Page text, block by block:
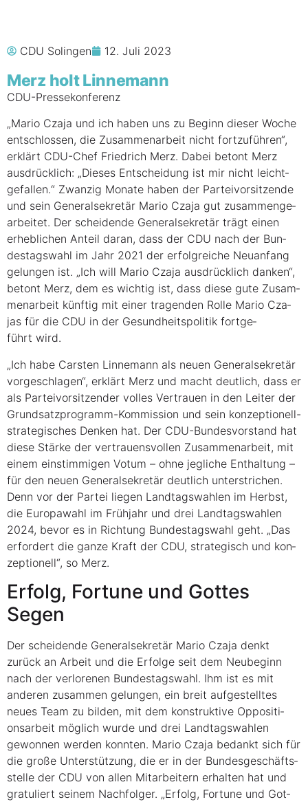
CDU Solingen 12. Juli 2023
Merz holt Linnemann
CDU-Pres­se­kon­fe­renz
„Mario Cza­ja und ich haben uns zu Beginn die­ser Woche
ent­schlos­sen, die Zusam­men­ar­beit nicht fort­zu­füh­ren“,
erklärt CDU-Chef Fried­rich Merz. Dabei betont Merz
aus­drück­lich: „Die­ses Ent­schei­dung ist mir nicht leicht­
ge­fal­len.“ Zwan­zig Mona­te haben der Par­tei­vor­sit­zen­de
und sein Gene­ral­se­kre­tär Mario Cza­ja gut zusam­men­ge­
ar­bei­tet. Der schei­den­de Gene­ral­se­kre­tär trägt einen
erheb­li­chen Anteil dar­an, dass der CDU nach der Bun­
des­tags­wahl im Jahr 2021 der erfolg­rei­che Neu­an­fang
gelun­gen ist. „Ich will Mario Cza­ja aus­drück­lich dan­ken“,
betont Merz, dem es wich­tig ist, dass die­se gute Zusam­
men­ar­beit künf­tig mit einer tra­gen­den Rol­le Mario Cza­
jas für die CDU in der Gesund­heits­po­li­tik fort­ge­
führt wird.
„Ich habe Cars­ten Lin­ne­mann als neu­en Gene­ral­se­kre­tär
vor­ge­schla­gen“, erklärt Merz und macht deut­lich, dass er
als Par­tei­vor­sit­zen­der vol­les Ver­trau­en in den Lei­ter der
Grund­satz­pro­gramm-Kom­mis­si­on und sein kon­zep­tio­nell-
stra­te­gi­sches Den­ken hat. Der CDU-Bun­des­vor­stand hat
die­se Stär­ke der ver­trau­ens­vol­len Zusam­men­ar­beit, mit
einem ein­stim­mi­gen Votum – ohne jeg­li­che Ent­hal­tung –
für den neu­en Gene­ral­se­kre­tär deut­lich unter­stri­chen.
Denn vor der Par­tei lie­gen Land­tags­wah­len im Herbst,
die Euro­pa­wahl im Früh­jahr und drei Land­tags­wah­len
2024, bevor es in Rich­tung Bun­des­tags­wahl geht. „Das
erfor­dert die gan­ze Kraft der CDU, stra­te­gisch und kon­
zep­tio­nell“, so Merz.
Erfolg, For­tu­ne und Got­tes
Segen
Der schei­den­de Gene­ral­se­kre­tär Mario Cza­ja denkt
zurück an Arbeit und die Erfol­ge seit dem Neu­be­ginn
nach der ver­lo­re­nen Bun­des­tags­wahl. Ihm ist es mit
ande­ren zusam­men gelun­gen, ein breit auf­ge­stell­tes
neu­es Team zu bil­den, mit dem kon­struk­ti­ve Oppo­si­ti­
ons­ar­beit mög­lich wur­de und drei Land­tags­wah­len
gewon­nen wer­den konn­ten. Mario Cza­ja bedankt sich für
die gro­ße Unter­stüt­zung, die er in der Bun­des­ge­schäfts­
stel­le der CDU von allen Mit­ar­bei­tern erhal­ten hat und
gra­tu­liert sei­nem Nach­fol­ger. „Erfolg, For­tu­ne und Got­